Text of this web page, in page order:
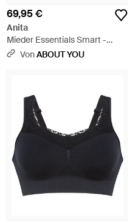
69,95 €
Anita
Mieder Essentials Smart -
Natur
VonABOUT YOU